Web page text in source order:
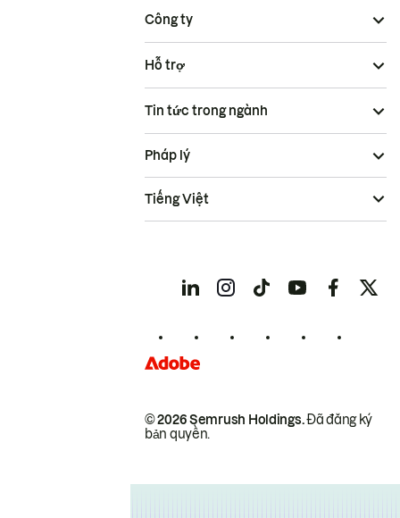
Công ty
Hỗ trợ
Tin tức trong ngành
© 2026 Semrush Holdings.Đã đăng ký
bản quyền.
Pháp lý
Tiếng Việt